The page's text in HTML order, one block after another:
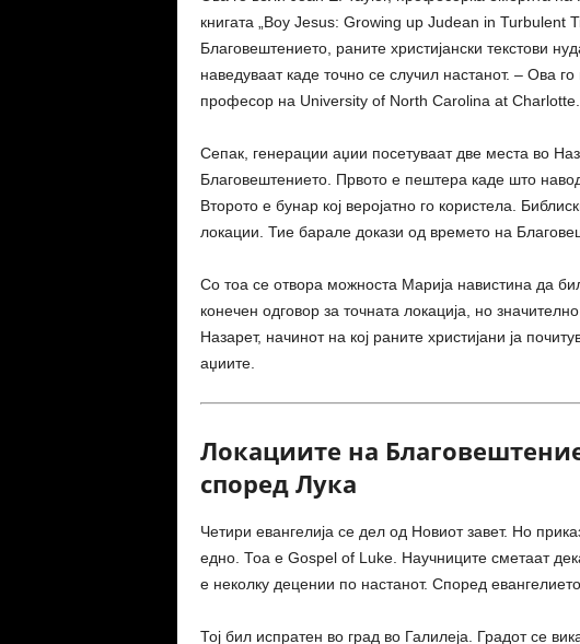
книгата „Boy Jesus: Growing up Judean in Turbulent
Благовештението, раните христијански текстови
наведуваат каде точно се случил настанот. – Ова го
професор на University of North Carolina at Charlotte.
Сепак, генерации аџии посетуваат две места во
Благовештението. Првото е пештера каде што
Второто е бунар кој веројатно го користела.
локации. Тие барале докази од времето на
Со тоа се отвора можноста Марија навистина да
конечен одговор за точната локација, но
Назарет, начинот на кој раните христијани ја
аџиите.
Локациите на
според Лука
Четири евангелија се дел од Новиот завет. Но
едно. Тоа е Gospel of Luke. Научниците сметаат
е неколку децении по настанот. Според
Тој бил испратен во град во Галилеја. Градот се